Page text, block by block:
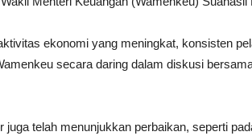
ekonomi yang meningkat, konsisten
secara daring dalam diskusi
juga telah menunjukkan perbaikan, seperti